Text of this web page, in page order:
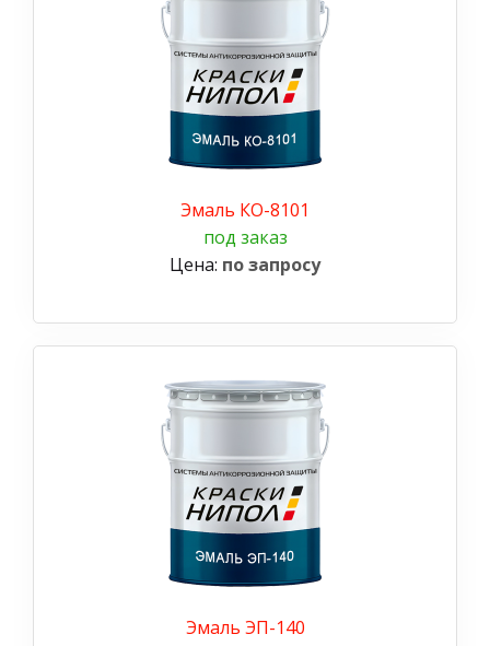
Эмаль КО-8101
под заказ
Цена: по запросу
Эмаль ЭП-140